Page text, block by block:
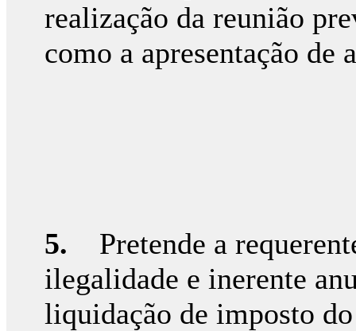
realização da reunião
como a apresentação de
5. Pretende a
ilegalidade e inerente
liquidação de imposto